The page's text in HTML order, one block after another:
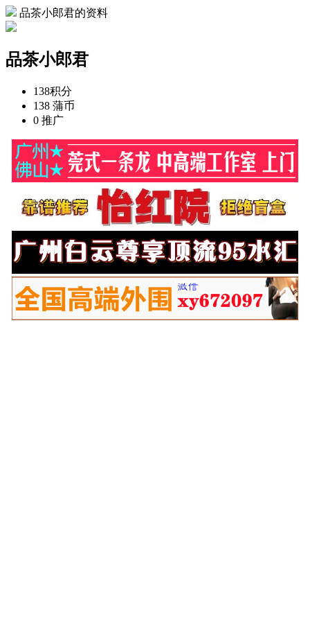
品茶小郎君的资料
品茶小郎君
138积分
138 蒲币
0 推广